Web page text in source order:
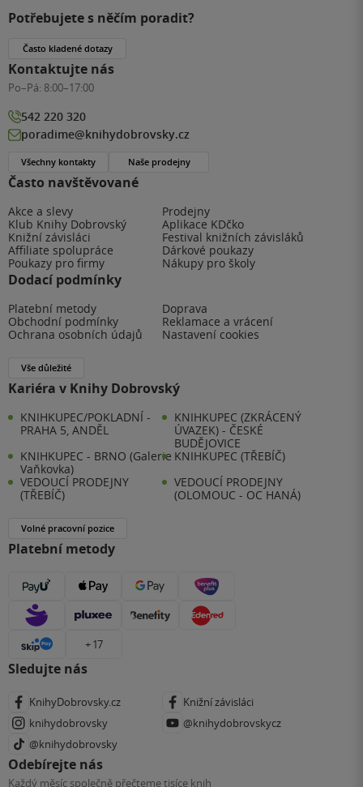
Často navštěvované
Akce a slevy
Prodejny
Klub Knihy Dobrovský
Aplikace KDčko
Knižní závisláci
Festival knižních závisláků
Affiliate spolupráce
Dárkové poukazy
Poukazy pro firmy
Nákupy pro školy
Dodací podmínky
Platební metody
Doprava
Obchodní podmínky
Reklamace a vrácení
Ochrana osobních údajů
Nastavení cookies
Vše důležité
Kariéra v Knihy Dobrovský
KNIHKUPEC/POKLADNÍ -
PRAHA 5, ANDĚL
KNIHKUPEC (ZKRÁCENÝ
ÚVAZEK) - ČESKÉ
BUDĚJOVICE
KNIHKUPEC - BRNO (Galerie
Vaňkovka)
KNIHKUPEC (TŘEBÍČ)
VEDOUCÍ PRODEJNY
(TŘEBÍČ)
VEDOUCÍ PRODEJNY
(OLOMOUC - OC HANÁ)
Volné pracovní pozice
Platební metody
+ 17
Sledujte nás
KnihyDobrovsky.cz
Knižní závisláci
knihydobrovsky
@knihydobrovskycz
@knihydobrovsky
Odebírejte nás
Každý měsíc společně přečteme tisíce knih
Potřebujete s něčím poradit?
Často kladené dotazy
Kontaktujte nás
Po–Pá: 8:00–17:00
542 220 320
poradime@knihydobrovsky.cz
Všechny kontakty Naše prodejny